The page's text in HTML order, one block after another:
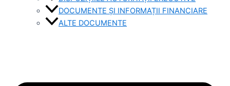
DOCUMENTE ȘI INFORMAȚII FINANCIARE
ALTE DOCUMENTE